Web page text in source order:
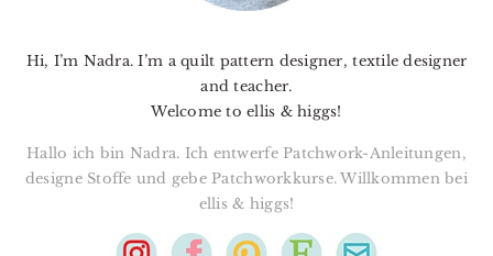
Hi, I’m Nadra. I’m a quilt pattern designer, textile designer
and teacher.
Welcome to ellis & higgs!
Hallo ich bin Nadra. Ich entwerfe Patchwork-Anleitungen,
designe Stoffe und gebe Patchworkkurse. Willkommen bei
ellis & higgs!